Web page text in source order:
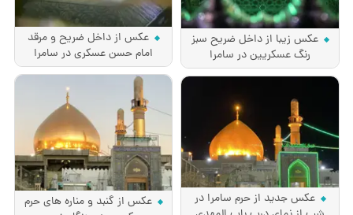
عکس از داخل ضریح و مرقد
امام حسن عسکری در سامرا
عکس زیبا از داخل ضریح سبز
رنگ عسکریین در سامرا
عکس از گنبد و مناره های حرم
عکس جدید از حرم سامرا در